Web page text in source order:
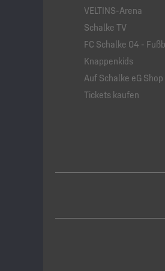
VELTINS-Arena
Schalke TV
FC Schalke 04 -
Knappenkids
Auf Schalke eG Shop
Tickets kaufen